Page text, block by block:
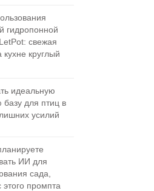
гидропонной
свежая
кухне круглый
идеальную
базу для птиц в
усилий
ИИ для
сада,
этого промпта